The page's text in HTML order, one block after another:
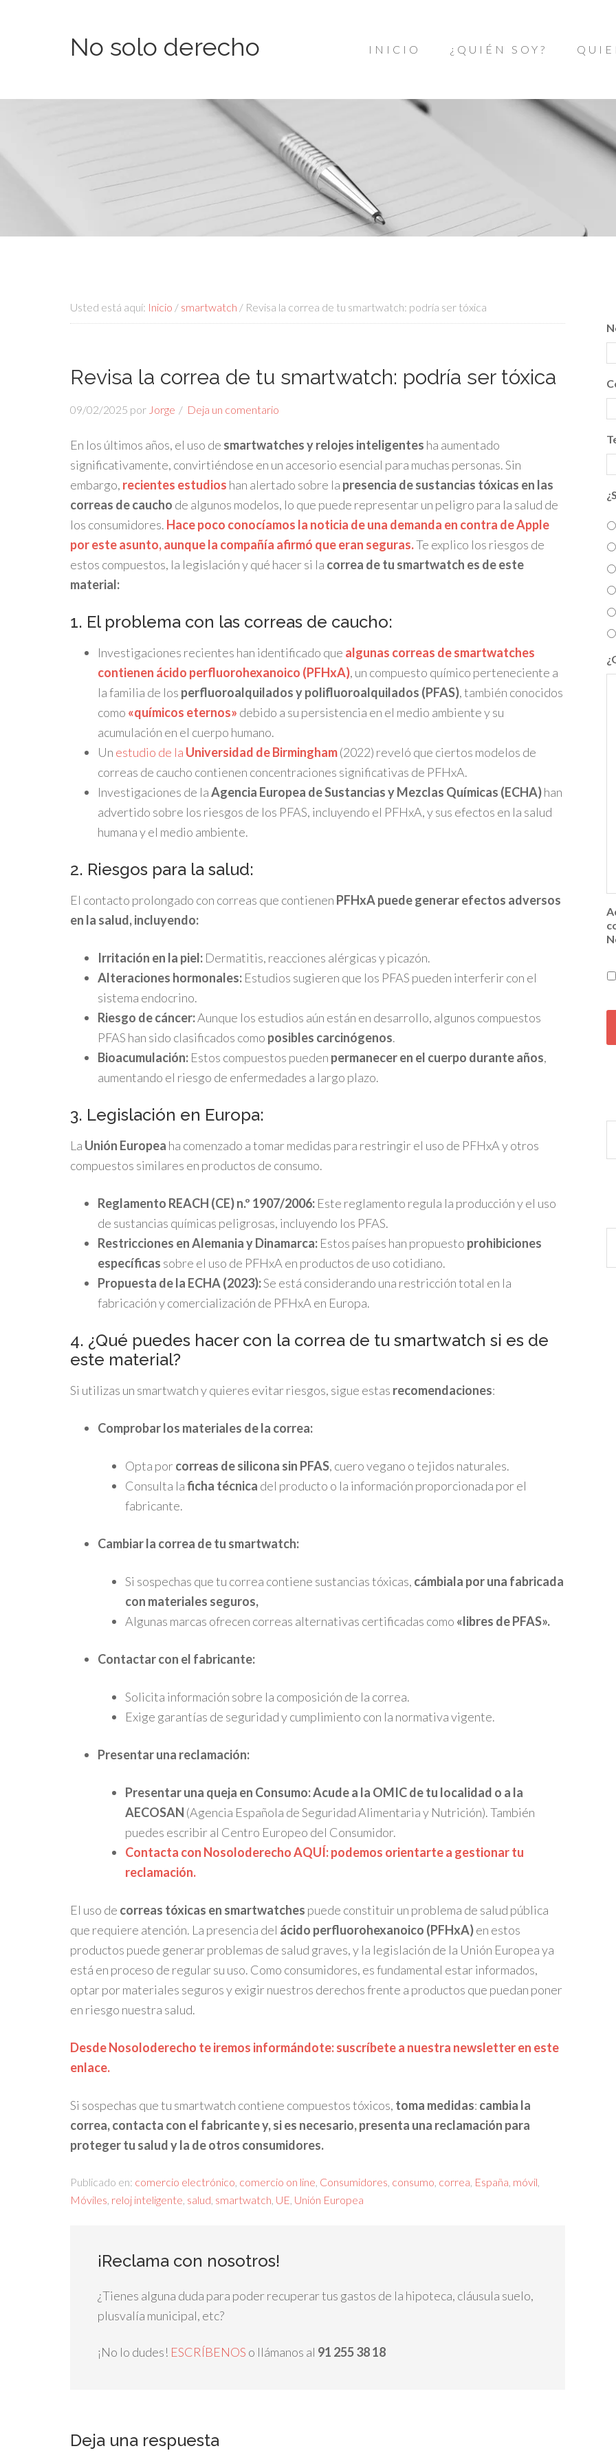
No solo derecho INICIO ¿QUIÉN SOY?
Usted está aquí: Inicio / smartwatch / Revisa la correa de tu smartwatch: podría ser tóxica
Revisa la correa de tu smartwatch: podría ser tóxica
09/02/2025 por Jorge Deja un comentario
En los últimos años, el uso de smartwatches y relojes inteligentes ha aumentado
significativamente, convirtiéndose en un accesorio esencial para muchas personas. Sin
embargo, recientes estudios han alertado sobre la presencia de sustancias tóxicas en las
correas de caucho de algunos modelos, lo que puede representar un peligro para la salud de
los consumidores. Hace poco conocíamos la noticia de una demanda en contra de Apple
por este asunto, aunque la compañía afirmó que eran seguras.Te explico los riesgos de
estos compuestos, la legislación y qué hacer si la correa de tu smartwatch es de este
material:
1. El problema con las correas de caucho:
Investigaciones recientes han identificado que algunas correas de smartwatches
contienen ácido perfluorohexanoico (PFHxA), un compuesto químico perteneciente a
la familia de los perfluoroalquilados y polifluoroalquilados (PFAS), también conocidos
como «químicos eternos» debido a su persistencia en el medio ambiente y su
acumulación en el cuerpo humano.
Un estudio de la Universidad de Birmingham(2022) reveló que ciertos modelos de
correas de caucho contienen concentraciones significativas de PFHxA.
Investigaciones de laAgencia Europea de Sustancias y Mezclas Químicas (ECHA)han
advertido sobre los riesgos de los PFAS, incluyendo el PFHxA, y sus efectos en la salud
humana y el medio ambiente.
2. Riesgos para la salud:
El contacto prolongado con correas que contienen PFHxA puede generar efectos adversos
en la salud, incluyendo:
Irritación en la piel: Dermatitis, reacciones alérgicas y picazón.
Alteraciones hormonales: Estudios sugieren que los PFAS pueden interferir con el
sistema endocrino.
Riesgo de cáncer:Aunque los estudios aún están en desarrollo, algunos compuestos
PFAS han sido clasificados como posibles carcinógenos.
Bioacumulación: Estos compuestos pueden permanecer en el cuerpo durante años,
aumentando el riesgo de enfermedades a largo plazo.
3. Legislación en Europa:
La Unión Europea ha comenzado a tomar medidas para restringir el uso de PFHxA y otros
compuestos similares en productos de consumo.
Reglamento REACH (CE) n.º 1907/2006: Este reglamento regula la producción y el uso
de sustancias químicas peligrosas, incluyendo los PFAS.
Restricciones en Alemania y Dinamarca: Estos países han propuesto prohibiciones
específicas sobre el uso de PFHxA en productos de uso cotidiano.
Propuesta de la ECHA (2023):Se está considerando una restricción total en la
fabricación y comercialización de PFHxA en Europa.
4. ¿Qué puedes hacer con la correa de tu smartwatch si es de
este material?
Si utilizas un smartwatch y quieres evitar riesgos, sigue estas recomendaciones:
Comprobar los materiales de la correa:
Opta porcorreas de silicona sin PFAS, cuero vegano o tejidos naturales.
Consulta laficha técnica del producto o la información proporcionada por el
fabricante.
Cambiar la correa de tu smartwatch:
Si sospechas que tu correa contiene sustancias tóxicas, cámbiala por una fabricada
con materiales seguros,
Algunas marcas ofrecen correas alternativas certificadas como «libres de PFAS».
Contactar con el fabricante:
Solicita información sobre la composición de la correa.
Exige garantías de seguridad y cumplimiento con la normativa vigente.
Presentar una reclamación:
Presentar una queja en Consumo: Acude a la OMIC de tu localidad o a la
AECOSAN (Agencia Española de Seguridad Alimentaria y Nutrición). También
puedes escribir al Centro Europeo del Consumidor.
Contacta con Nosoloderecho AQUÍ: podemos orientarte a gestionar tu
reclamación.
El uso de correas tóxicas en smartwatches puede constituir un problema de salud pública
que requiere atención. La presencia del ácido perfluorohexanoico (PFHxA)en estos
productos puede generar problemas de salud graves, y la legislación de la Unión Europea ya
está en proceso de regular su uso. Como consumidores, es fundamental estar informados,
optar por materiales seguros y exigir nuestros derechos frente a productos que puedan poner
en riesgo nuestra salud.
Desde Nosoloderecho te iremos informándote: suscríbete a nuestra newsletter en este
enlace.
Si sospechas que tu smartwatch contiene compuestos tóxicos, toma medidas: cambia la
correa, contacta con el fabricante y, si es necesario, presenta una reclamación para
proteger tu salud y la de otros consumidores.
Publicado en: comercio electrónico comercio on line Consumidores consumo correa España móvil
Móviles reloj inteligente salud smartwatch UE Unión Europea
¡Reclama con nosotros!
¿Tienes alguna duda para poder recuperar tus gastos de la hipoteca, cláusula suelo,
plusvalía municipal, etc?
¡No lo dudes! ESCRÍBENOS o llámanos al 91 255 38 18
Deja una respuesta
T